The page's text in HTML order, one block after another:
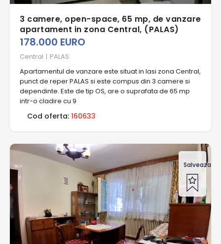
3 camere, open-space, 65 mp, de vanzare
apartament in zona Central, (PALAS)
178.000 EURO
Central | PALAS
Apartamentul de vanzare este situat in Iasi zona Central,
punct de reper PALAS si este compus din 3 camere si
dependinte. Este de tip OS, are o suprafata de 65 mp
intr-o cladire cu 9
Cod oferta: 160633
Salveaza